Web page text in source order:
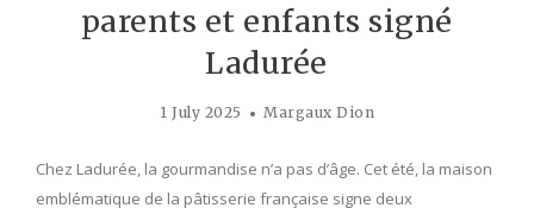
parents et enfants signé
Ladurée
1 July 2025 Margaux Dion
Chez Ladurée, la gourmandise n’a pas d’âge. Cet été, la maison
emblématique de la pâtisserie française signe deux